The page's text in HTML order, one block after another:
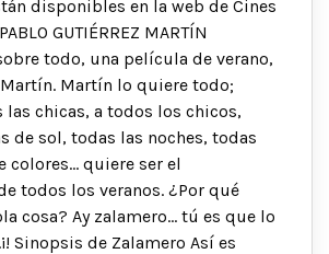
disponibles en la web de Cines
GUTIÉRREZ MARTÍN
todo, una película de verano,
Martín lo quiere todo;
las chicas, a todos los chicos,
de sol, todas las noches, todas
colores… quiere ser el
todos los veranos. ¿Por qué
cosa? Ay zalamero… tú es que lo
Sinopsis de Zalamero Así es